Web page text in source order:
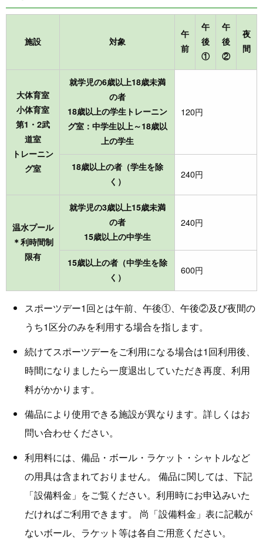
施設 対象
午
前
午
後
①
午
後
②
夜
間
大体育室
小体育室
第1・2武
道室
トレーニン
グ室
就学児の6歳以上18歳未満
の者
18歳以上の学生トレーニン
グ室：中学生以上～18歳以
上の学生
120円
18歳以上の者（学生を除
く）
240円
温水プール
＊利時間制
限有
就学児の3歳以上15歳未満
の者
15歳以上の中学生
240円
15歳以上の者（中学生を除
く）
600円
スポーツデー1回とは午前、午後①、午後②及び夜間の
うち1区分のみを利用する場合を指します。
続けてスポーツデーをご利用になる場合は1回利用後、
時間になりましたら一度退出していただき再度、利用
料がかかります。
備品により使用できる施設が異なります。詳しくはお
問い合わせください。
利用料には、備品・ボール・ラケット・シャトルなど
の用具は含まれておりません。 備品に関しては、下記
「設備料金」をご覧ください。利用時にお申込みいた
だければご利用できます。 尚「設備料金」表に記載が
ないボール、ラケット等は各自ご用意ください。